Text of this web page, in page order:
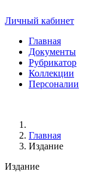
Личный кабинет
Главная
Документы
Рубрикатор
Коллекции
Персоналии
Главная
Издание
Издание